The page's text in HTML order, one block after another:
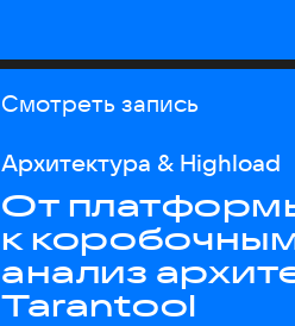
Смотреть запись
Архитектура & Highload
От
к
анализ
Tarantool